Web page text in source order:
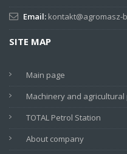
Email: kontakt@agromasz-
SITE MAP
Main page
Machinery and agricultural
TOTAL Petrol Station
About company